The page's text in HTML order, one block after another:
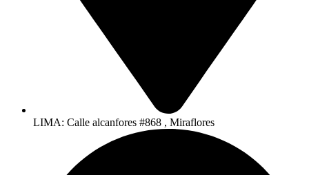
LIMA: Calle alcanfores #868 , Miraflores